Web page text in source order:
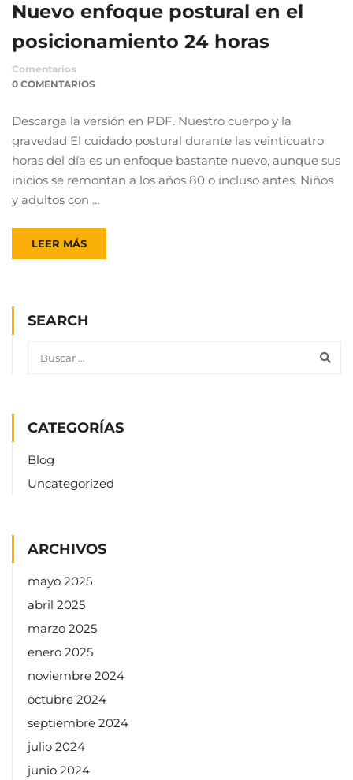
horas del día es un enfoque bastante nuevo, aunque sus
inicios se remontan a los años 80 o incluso antes. Niños
y adultos con …
SEARCH
Blog
mayo 2025
abril 2025
marzo 2025
octubre 2024
septiembre 2024
julio 2024
junio 2024
mayo 2024
abril 2024
marzo 2024
febrero 2024
enero 2024
diciembre 2023